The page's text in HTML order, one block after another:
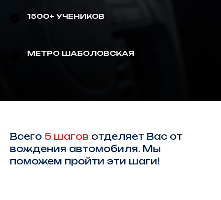
1500+ УЧЕНИКОВ
МЕТРО ШАБОЛОВСКАЯ
Всего 5 шагов отделяет Вас от
вождения автомобиля. Мы
поможем пройти эти шаги!